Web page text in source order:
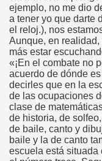
ejemplo, no me dio
a tener yo que darte
el reloj.), nos
Aunque, en
más estar
«¡En el combate no
acuerdo de dónde
decirles que en la
de las ocupaciones
clase de
de historia, de
de baile, canto y
baile y la de canto
escuela está situada